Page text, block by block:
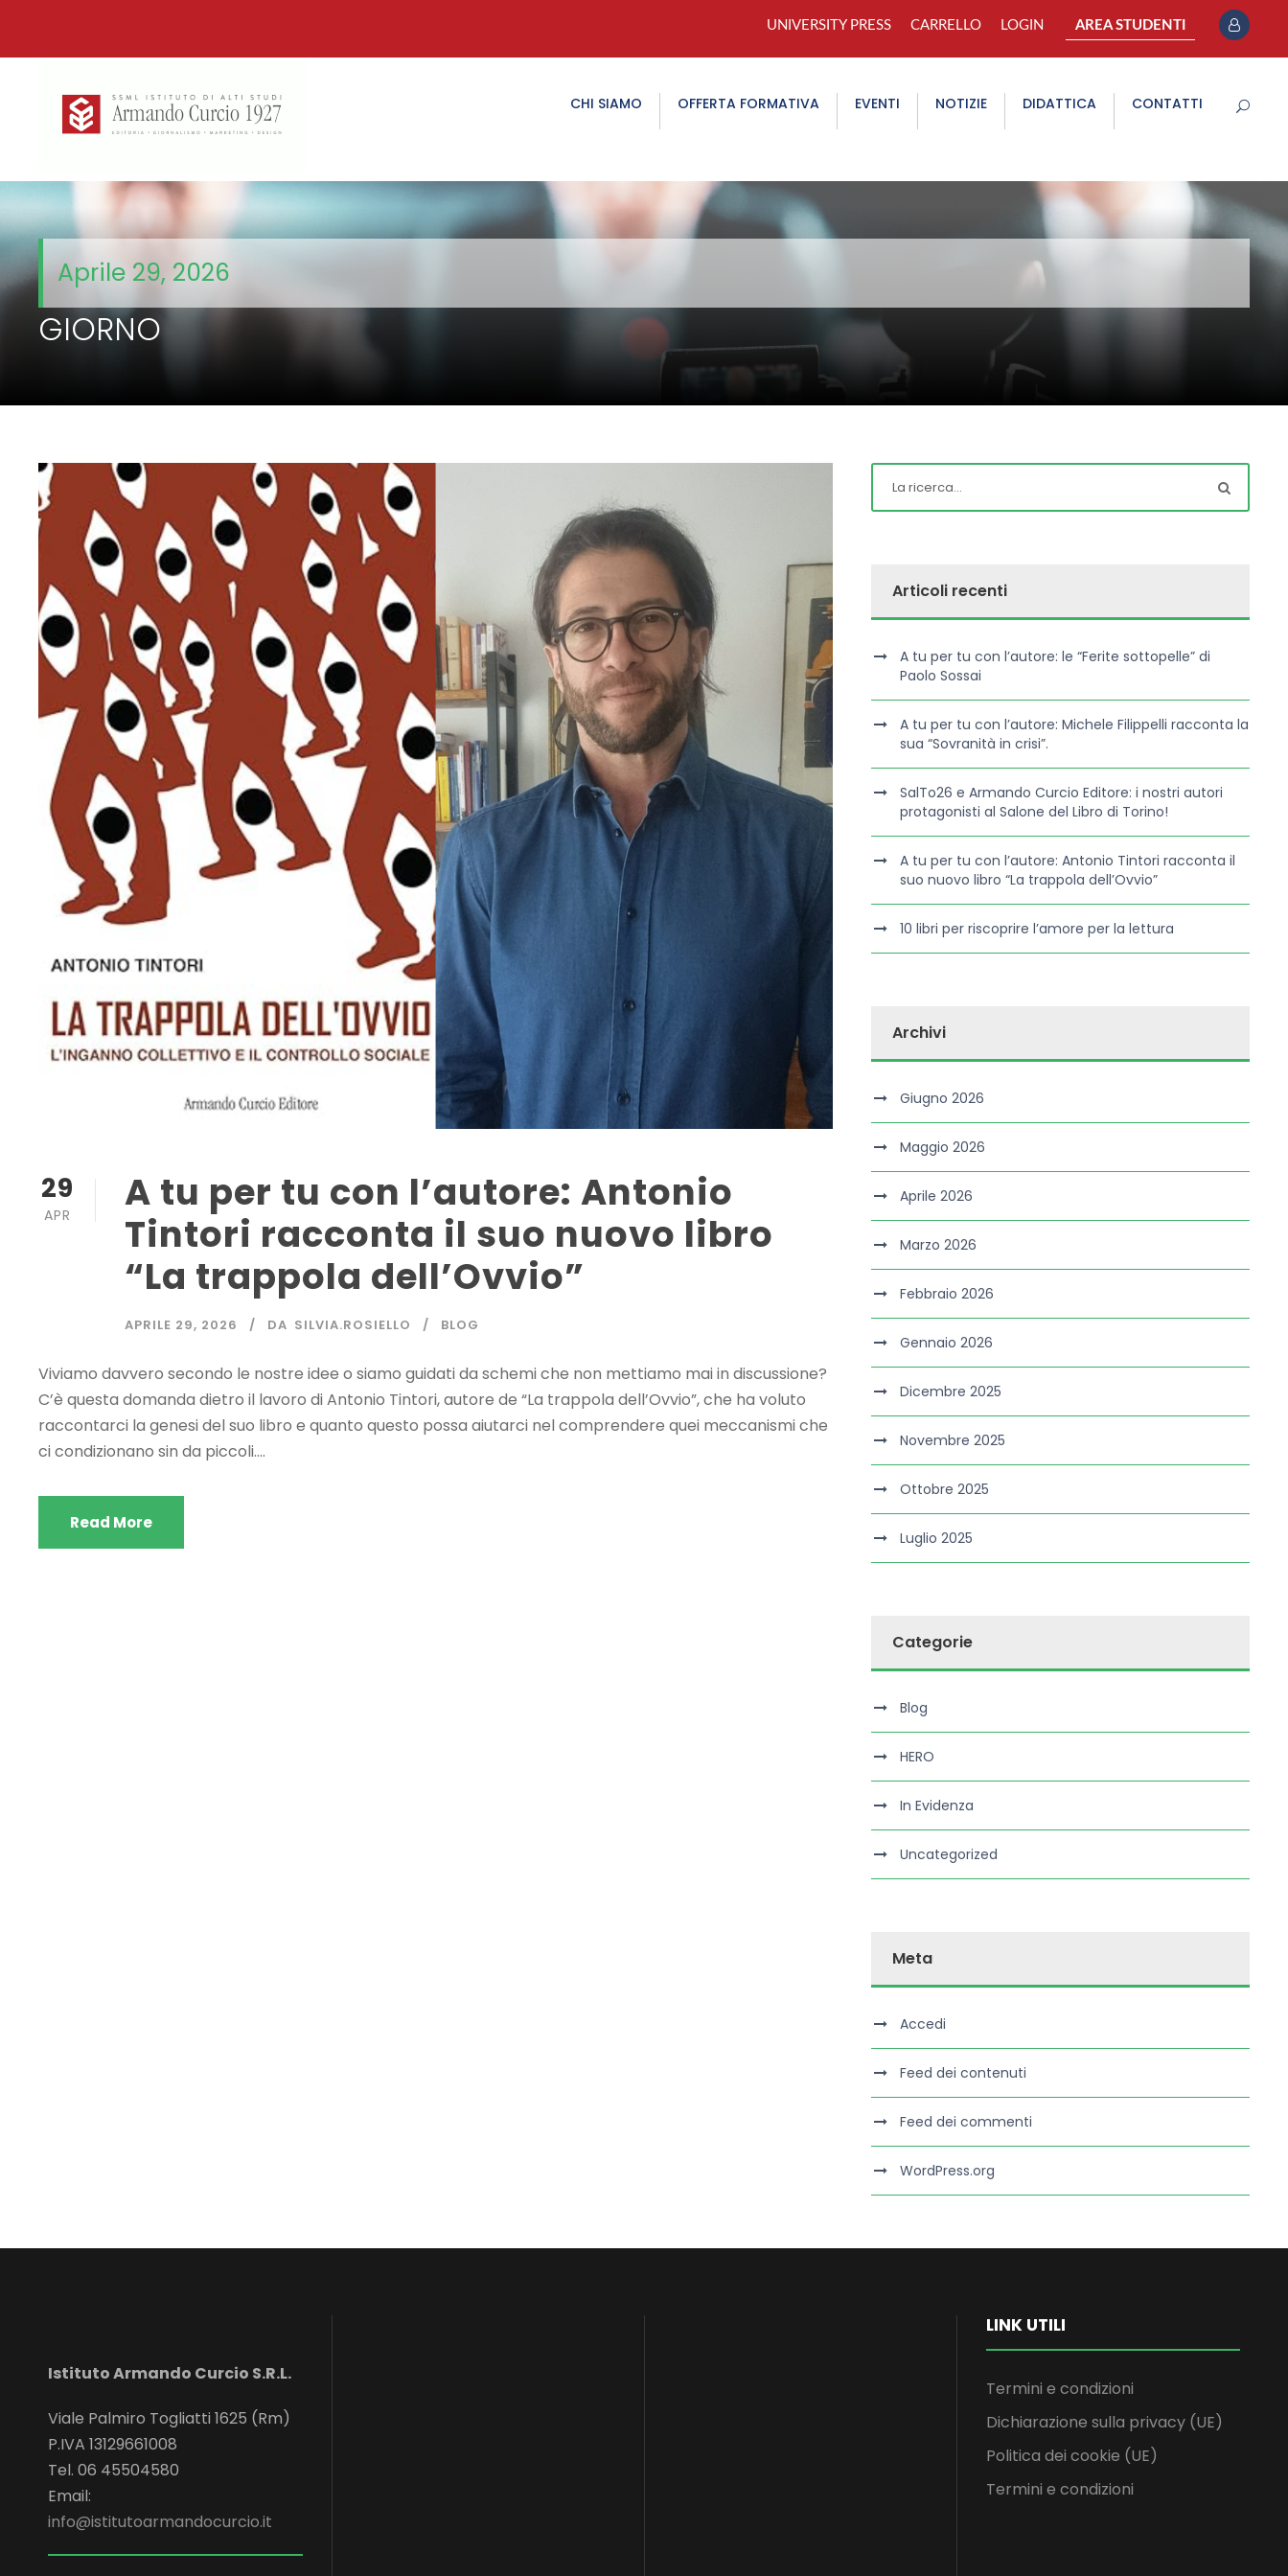
UNIVERSITY PRESS CARRELLO LOGIN AREA STUDENTI
CHI SIAMO OFFERTA FORMATIVA EVENTI NOTIZIE DIDATTICA CONTATTI
Aprile 29, 2026
GIORNO
29
APR
A tu per tu con l’autore: Antonio
Tintori racconta il suo nuovo libro
“La trappola dell’Ovvio”
APRILE 29, 2026 DA SILVIA.ROSIELLO BLOG
Viviamo davvero secondo le nostre idee o siamo guidati da schemi che non mettiamo mai in discussione?
C’è questa domanda dietro il lavoro di Antonio Tintori, autore de “La trappola dell’Ovvio”, che ha voluto
raccontarci la genesi del suo libro e quanto questo possa aiutarci nel comprendere quei meccanismi che
ci condizionano sin da piccoli....
Read More
Articoli recenti
A tu per tu con l’autore: le “Ferite sottopelle” di
Paolo Sossai
A tu per tu con l’autore: Michele Filippelli racconta la
sua “Sovranità in crisi”.
SalTo26 e Armando Curcio Editore: i nostri autori
protagonisti al Salone del Libro di Torino!
A tu per tu con l’autore: Antonio Tintori racconta il
suo nuovo libro “La trappola dell’Ovvio”
10 libri per riscoprire l’amore per la lettura
Archivi
Giugno 2026
Maggio 2026
Aprile 2026
Marzo 2026
Febbraio 2026
Gennaio 2026
Dicembre 2025
Novembre 2025
Ottobre 2025
Luglio 2025
Categorie
Blog
HERO
In Evidenza
Uncategorized
Meta
Accedi
Feed dei contenuti
Feed dei commenti
WordPress.org
Istituto Armando Curcio S.R.L.
Viale Palmiro Togliatti 1625 (Rm)
P.IVA 13129661008
Tel. 06 45504580
Email:
info@istitutoarmandocurcio.it
LINK UTILI
Termini e condizioni
Dichiarazione sulla privacy (UE)
Politica dei cookie (UE)
Termini e condizioni